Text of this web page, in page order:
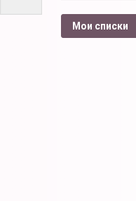
Мои списки